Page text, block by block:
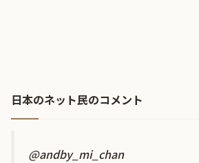
日本のネット民のコメント
@andby_mi_chan